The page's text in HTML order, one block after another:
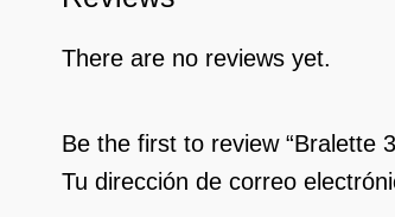
There are no reviews yet.
Be the first to review “Bralette
Tu dirección de correo